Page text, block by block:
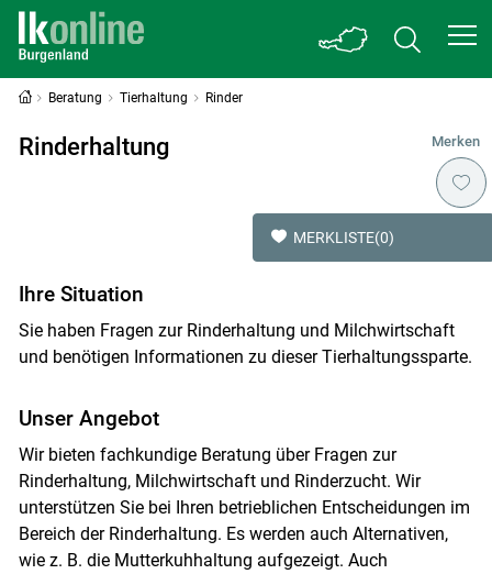
Beratung Tierhaltung Rinder
Merken
Rinderhaltung
MERKLISTE(0)
Ihre Situation
Sie haben Fragen zur Rinderhaltung und Milchwirtschaft
und benötigen Informationen zu dieser Tierhaltungssparte.
Unser Angebot
Wir bieten fachkundige Beratung über Fragen zur
Rinderhaltung, Milchwirtschaft und Rinderzucht. Wir
unterstützen Sie bei Ihren betrieblichen Entscheidungen im
Bereich der Rinderhaltung. Es werden auch Alternativen,
wie z. B. die Mutterkuhhaltung aufgezeigt. Auch